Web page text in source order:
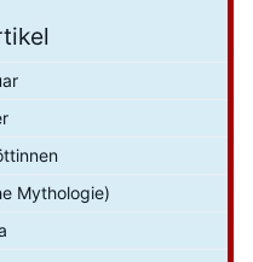
Mythologie)